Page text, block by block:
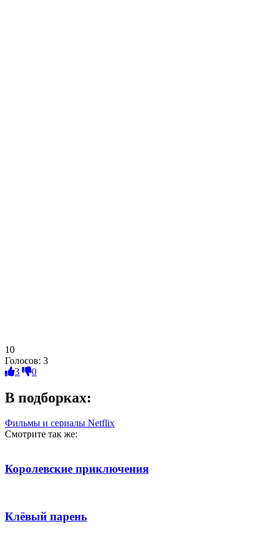
10
Голосов: 3
3
0
В подборках:
Фильмы и сериалы Netflix
Смотрите так же:
Королевские приключения
Клёвый парень